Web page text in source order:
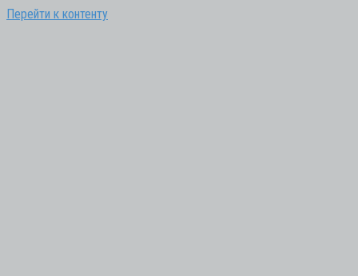
Перейти к контенту